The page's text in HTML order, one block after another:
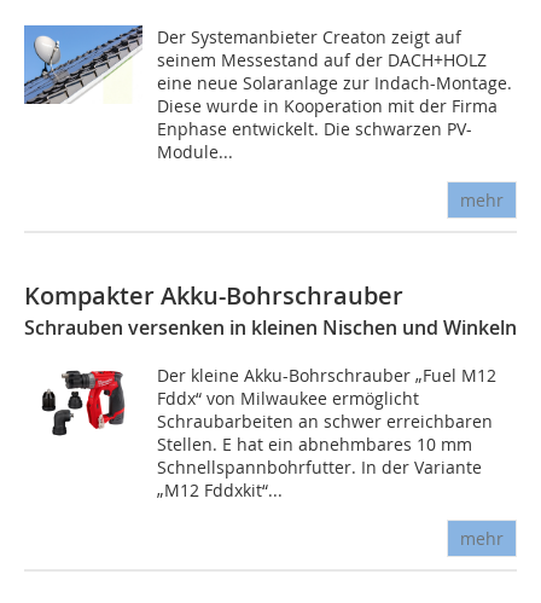
Der Systemanbieter Creaton zeigt auf
seinem Messestand auf der DACH+HOLZ
eine neue Solaranlage zur Indach-Montage.
Diese wurde in Kooperation mit der Firma
Enphase entwickelt. Die schwarzen PV-
Module...
mehr
Kompakter Akku-Bohrschrauber
Schrauben versenken in kleinen Nischen und Winkeln
Der kleine Akku-Bohrschrauber „Fuel M12
Fddx“ von Milwaukee ermöglicht
Schraubarbeiten an schwer erreichbaren
Stellen. E hat ein abnehmbares 10 mm
Schnellspannbohrfutter. In der Variante
„M12 Fddxkit“...
mehr